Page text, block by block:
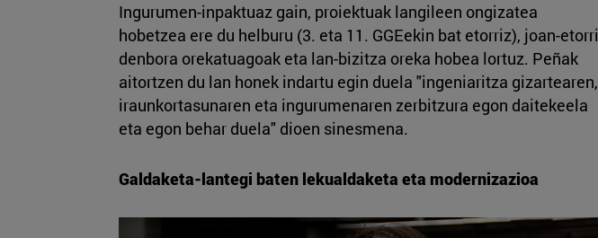
Ingurumen-inpaktuaz gain, proiektuak langileen ongizatea
hobetzea ere du helburu (3. eta 11. GGEekin bat etorriz), joan-etorri
denbora orekatuagoak eta lan-bizitza oreka hobea lortuz. Peñak
aitortzen du lan honek indartu egin duela "ingeniaritza gizartearen,
iraunkortasunaren eta ingurumenaren zerbitzura egon daitekeela
eta egon behar duela" dioen sinesmena.
Galdaketa-lantegi baten lekualdaketa eta modernizazioa